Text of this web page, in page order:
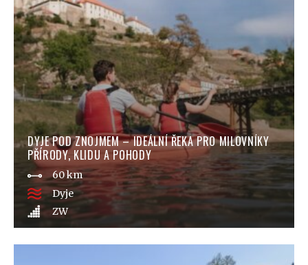
DYJE POD ZNOJMEM – IDEÁLNÍ ŘEKA PRO MILOVNÍKY
PŘÍRODY, KLIDU A POHODY
60 km
Dyje
ZW